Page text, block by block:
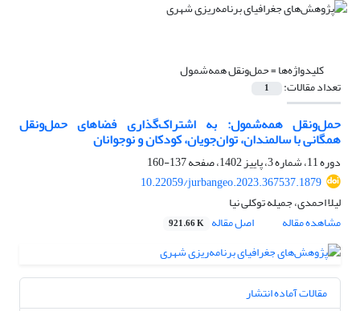
کلیدواژه‌ها =حمل‌ونقل همه‌شمول
تعداد مقالات: 1
حمل‌ونقل همه‌شمول: به اشتراک‌گذاری فضاهای حمل‌ونقل
همگانی با سالمندان، توان‌جویان، کودکان و نوجوانان
دوره 11، شماره 3، پاییز 1402، صفحه
137-160
10.22059/jurbangeo.2023.367537.1879
لیلا احمدی، جمیله توکلی نیا
مشاهده مقاله
اصل مقاله 921.66 K
مقالات آماده انتشار